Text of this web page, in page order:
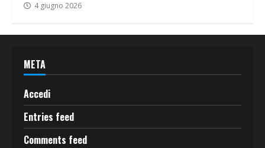
4 giugno 2026
META
Accedi
Entries feed
Comments feed